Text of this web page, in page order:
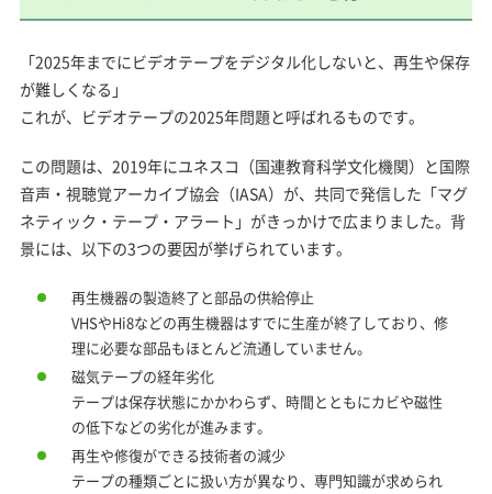
「2025年までにビデオテープをデジタル化しないと、再生や保存
が難しくなる」
これが、ビデオテープの2025年問題と呼ばれるものです。
この問題は、2019年にユネスコ（国連教育科学文化機関）と国際
音声・視聴覚アーカイブ協会（IASA）が、共同で発信した「マグ
ネティック・テープ・アラート」がきっかけで広まりました。背
景には、以下の3つの要因が挙げられています。
再生機器の製造終了と部品の供給停止
VHSやHi8などの再生機器はすでに生産が終了しており、修
理に必要な部品もほとんど流通していません。
磁気テープの経年劣化
テープは保存状態にかかわらず、時間とともにカビや磁性
の低下などの劣化が進みます。
再生や修復ができる技術者の減少
テープの種類ごとに扱い方が異なり、専門知識が求められ